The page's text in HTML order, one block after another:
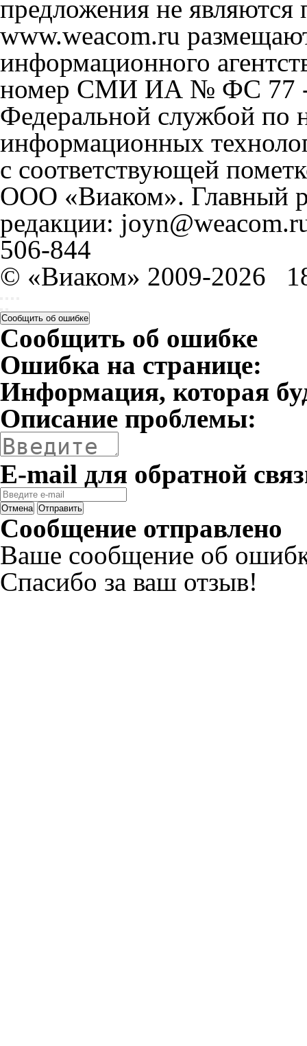
предложения не
www.weacom.ru
информационного
номер СМИ ИА № ФС 77 -
Федеральной службой по
информационных
с соответствующей
ООО «Виаком». Главный
редакции:
506-844
© «Виаком» 2009-2026
Сообщить об ошибке
Сообщить об ошибке
Ошибка на странице:
Информация, которая
Описание проблемы:
E-mail для обратной
Отмена Отправить
Сообщение отправлено
Ваше сообщение об
Спасибо за ваш отзыв!